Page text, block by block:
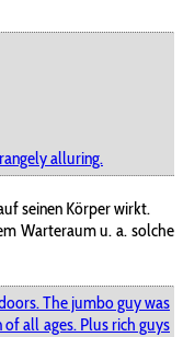
alluring.
seinen Körper wirkt.
Warteraum u. a. solche
The jumbo guy was
all ages. Plus rich guys